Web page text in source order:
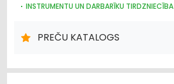
INSTRUMENTU UN DARBARĪKU TIRDZNIECĪBA
UN APAVI; TIRDZNIECĪBA
PREČU KATALOGS